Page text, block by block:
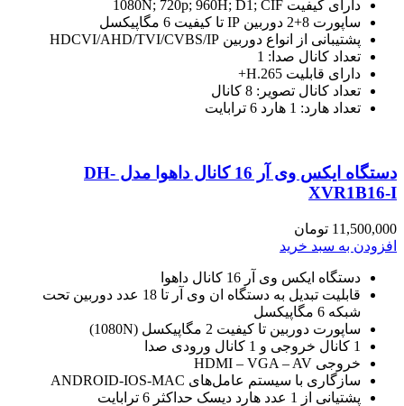
دارای کیفیت 1080N; 720p; 960H; D1; CIF
ساپورت 8+2 دوربین IP تا کیفیت 6 مگاپیکسل
پشتیبانی از انواع دوربین HDCVI/AHD/TVI/CVBS/IP
تعداد کانال صدا: 1
دارای قابلیت H.265+
تعداد کانال تصویر: 8 کانال
تعداد هارد: 1 هارد 6 ترابایت
دستگاه ایکس وی آر 16 کانال داهوا مدل DH-
XVR1B16-I
11,500,000 تومان
افزودن به سبد خرید
دستگاه ایکس وی آر 16 کانال داهوا
قابلیت تبدیل به دستگاه ان وی آر تا 18 عدد دوربین تحت
شبکه 6 مگاپیکسل
ساپورت دوربین تا کیفیت 2 مگاپیکسل (1080N)
1 کانال خروجی و 1 کانال ورودی صدا
خروجی HDMI – VGA – AV
سازگاری با سیستم عامل‌های ANDROID-IOS-MAC
پشتیانی از 1 عدد هارد دیسک حداکثر 6 ترابایت